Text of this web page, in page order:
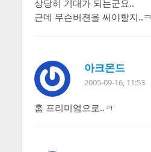
상당히 기대가 되는군요..
근데 무슨버젼을 써야할지..ㅋ
아크몬드
2005-09-16, 11:53
홈 프리미엄으로..ㅋ